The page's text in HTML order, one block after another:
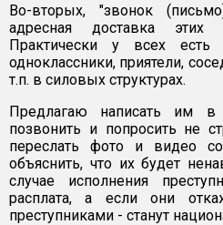
Во-вторых, "звонок
адресная доставка этих
Практически у всех есть
одноклассники, приятели,
т.п. в силовых структурах.
Предлагаю написать им в
позвонить и попросить не
переслать фото и видео со
объяснить, что их будет
случае исполнения
расплата, а если они
преступниками - станут